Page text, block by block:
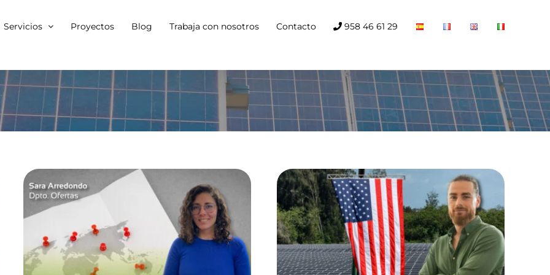
Servicios Proyectos Blog Trabaja con nosotros Contacto 958 46 61 29
Desafíos de abrir una
nueva sede de una
empresa de energía
solar en un nuevo
apagado rápido en
instalaciones
fotovoltaicas:
seguridad y